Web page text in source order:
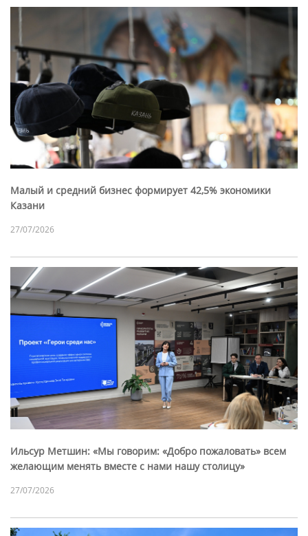
Малый и средний бизнес формирует 42,5% экономики
Казани
27/07/2026
Ильсур Метшин: «Мы говорим: «Добро пожаловать» всем
желающим менять вместе с нами нашу столицу»
27/07/2026